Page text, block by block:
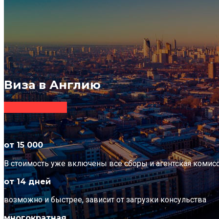
Виза в Англию
от 15 000
В стоимость уже включены все сборы и агентская
от 14 дней
возможно и быстрее, зависит от загрузки консульства